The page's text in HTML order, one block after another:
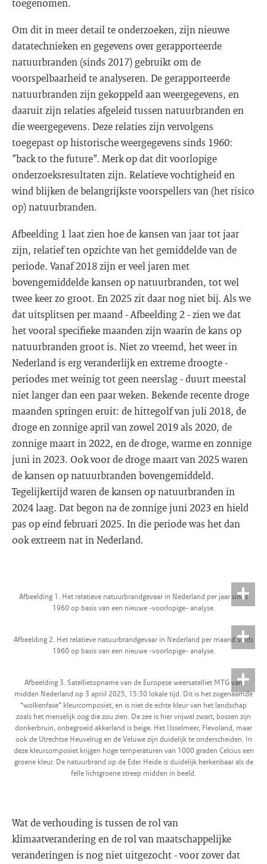
toegenomen.
Om dit in meer detail te onderzoeken, zijn nieuwe
datatechnieken en gegevens over gerapporteerde
natuurbranden (sinds 2017) gebruikt om de
voorspelbaarheid te analyseren. De gerapporteerde
natuurbranden zijn gekoppeld aan weergegevens, en
daaruit zijn relaties afgeleid tussen natuurbranden en
die weergegevens. Deze relaties zijn vervolgens
toegepast op historische weergegevens sinds 1960:
”back to the future”. Merk op dat dit voorlopige
onderzoeksresultaten zijn. Relatieve vochtigheid en
wind blijken de belangrijkste voorspellers van (het risico
op) natuurbranden.
Afbeelding 1 laat zien hoe de kansen van jaar tot jaar
zijn, relatief ten opzichte van het gemiddelde van de
periode. Vanaf 2018 zijn er veel jaren met
bovengemiddelde kansen op natuurbranden, tot wel
twee keer zo groot. En 2025 zit daar nog niet bij. Als we
dat uitsplitsen per maand - Afbeelding 2 - zien we dat
het vooral specifieke maanden zijn waarin de kans op
natuurbranden groot is. Niet zo vreemd, het weer in
Nederland is erg veranderlijk en extreme droogte -
periodes met weinig tot geen neerslag - duurt meestal
niet langer dan een paar weken. Bekende recente droge
maanden springen eruit: de hittegolf van juli 2018, de
droge en zonnige april van zowel 2019 als 2020, de
zonnige maart in 2022, en de droge, warme en zonnige
juni in 2023. Ook voor de droge maart van 2025 waren
de kansen op natuurbranden bovengemiddeld.
Tegelijkertijd waren de kansen op natuurbranden in
2024 laag. Dat begon na de zonnige juni 2023 en hield
pas op eind februari 2025. In die periode was het dan
ook extreem nat in Nederland.
Afbeelding 1. Het relatieve natuurbrandgevaar in Nederland per jaar sinds
1960 op basis van een nieuwe -voorlopige- analyse.
Afbeelding 2. Het relatieve natuurbrandgevaar in Nederland per maand sinds
1960 op basis van een nieuwe -voorlopige- analyse.
Afbeelding 3. Satellietopname van de Europese weersatelliet MTG van
midden Nederland op 3 apriil 2025, 15:30 lokale tijd. Dit is het zogenaamde
“wolkenfase” kleurcomposiet, en is niet de echte kleur van het landschap
zoals het menselijk oog die zou zien. De zee is hier vrijwel zwart, bossen zijn
donkerbruin, onbegroeid akkerland is beige. Het IJsselmeer, Flevoland, maar
ook de Utrechtse Heuvelrug en de Veluwe zijn duidelijk te onderscheiden. In
deze kleurcomposiet krijgen hoge temperaturen van 1000 graden Celcius een
groene kleur. De natuurbrand op de Eder Heide is duidelijk herkenbaar als de
felle lichtgroene streep midden in beeld.
Wat de verhouding is tussen de rol van
klimaatverandering en de rol van maatschappelijke
veranderingen is nog niet uitgezocht - voor zover dat